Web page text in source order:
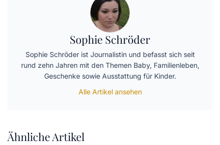
Sophie Schröder
Sophie Schröder ist Journalistin und befasst sich seit
rund zehn Jahren mit den Themen Baby, Familienleben,
Geschenke sowie Ausstattung für Kinder.
Alle Artikel ansehen
Ähnliche Artikel